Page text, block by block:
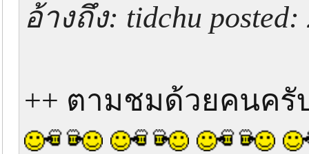
อ้างถึง: tidchu posted:
++ ตามชมด้วยคนค